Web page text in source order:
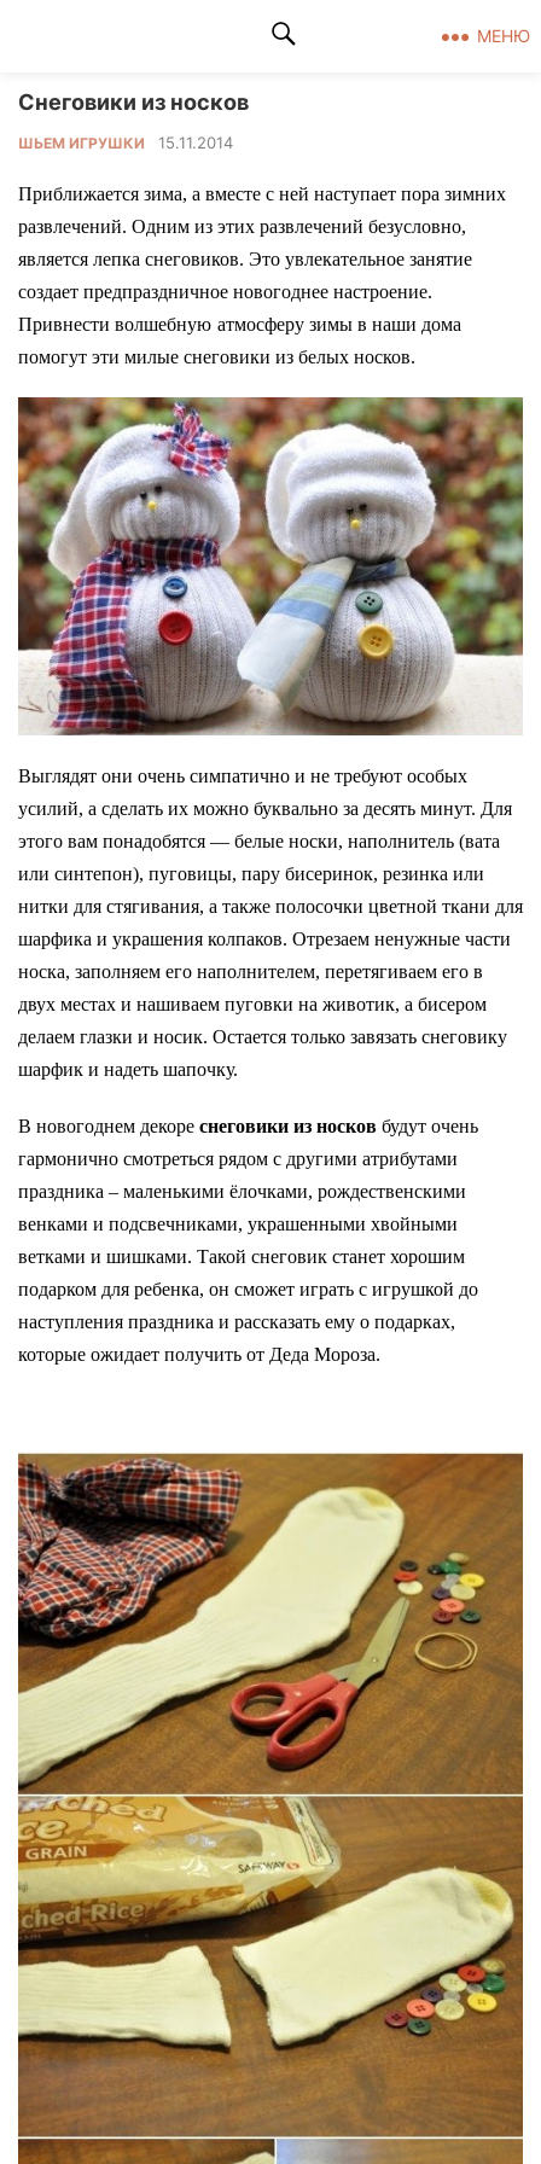
МЕНЮ
Снеговики из носков
ШЬЕМ ИГРУШКИ 15.11.2014
Приближается зима, а вместе с ней наступает пора зимних
развлечений. Одним из этих развлечений безусловно,
является лепка снеговиков. Это увлекательное занятие
создает предпраздничное новогоднее настроение.
Привнести волшебную атмосферу зимы в наши дома
помогут эти милые снеговики из белых носков.
Выглядят они очень симпатично и не требуют особых
усилий, а сделать их можно буквально за десять минут. Для
этого вам понадобятся — белые носки, наполнитель (вата
или синтепон), пуговицы, пару бисеринок, резинка или
нитки для стягивания, а также полосочки цветной ткани для
шарфика и украшения колпаков. Отрезаем ненужные части
носка, заполняем его наполнителем, перетягиваем его в
двух местах и нашиваем пуговки на животик, а бисером
делаем глазки и носик. Остается только завязать снеговику
шарфик и надеть шапочку.
В новогоднем декоре снеговики из носков будут очень
гармонично смотреться рядом с другими атрибутами
праздника – маленькими ёлочками, рождественскими
венками и подсвечниками, украшенными хвойными
ветками и шишками. Такой снеговик станет хорошим
подарком для ребенка, он сможет играть с игрушкой до
наступления праздника и рассказать ему о подарках,
которые ожидает получить от Деда Мороза.